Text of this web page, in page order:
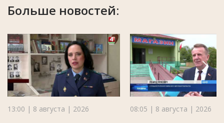
Больше новостей:
13:00 | 8 августа | 2026 08:05 | 8 августа | 2026